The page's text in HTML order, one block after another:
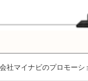
社マイナビのプロモーシ